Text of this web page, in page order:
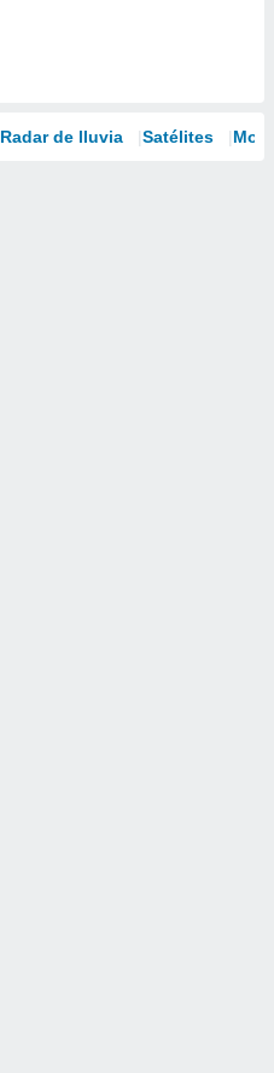
Radar de lluvia Satélites